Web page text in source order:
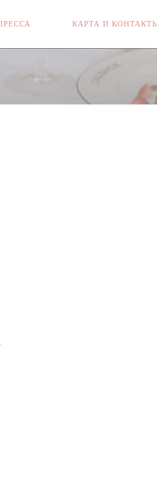
ПРЕССА
КАРТА И КОНТАКТЫ